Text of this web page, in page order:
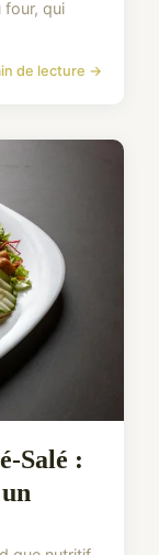
four, qui
de lecture →
Salé :